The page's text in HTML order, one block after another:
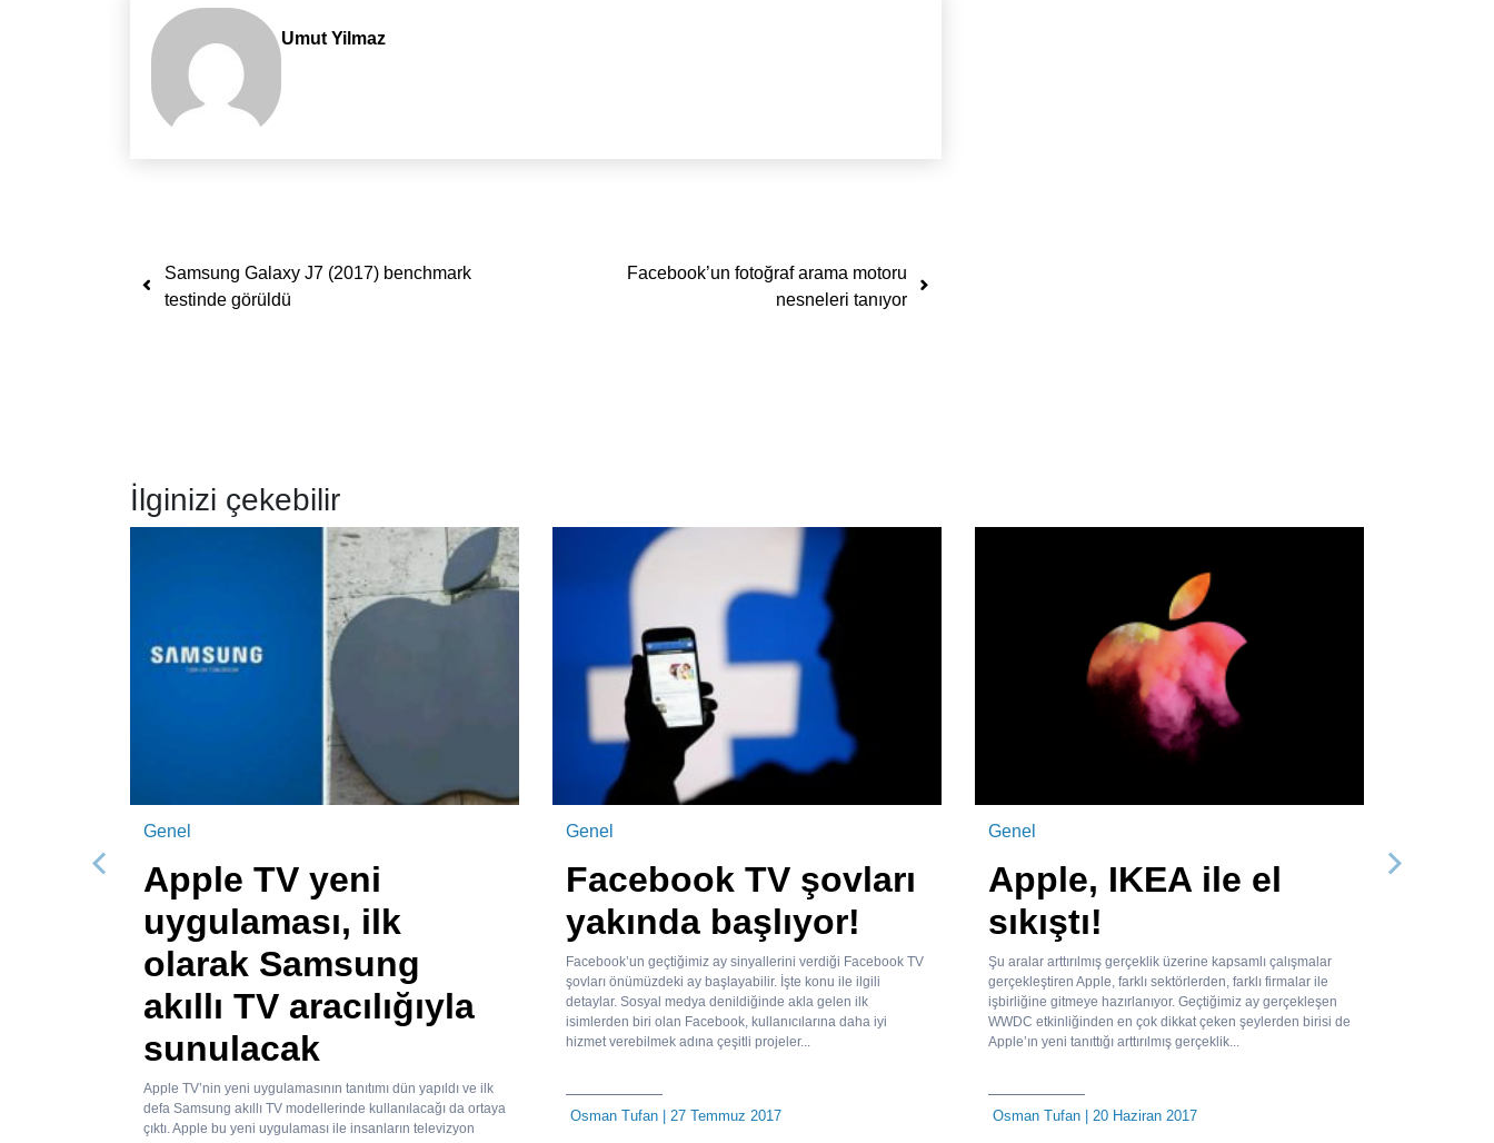
Umut Yilmaz
Yazı dolaşımı
Samsung Galaxy J7 (2017) benchmark
testinde görüldü
Facebook’un fotoğraf arama motoru
nesneleri tanıyor
İlginizi çekebilir
Genel
Apple TV yeni
uygulaması, ilk
olarak Samsung
akıllı TV aracılığıyla
sunulacak
Apple TV’nin yeni uygulamasının tanıtımı dün yapıldı ve ilk
defa Samsung akıllı TV modellerinde kullanılacağı da ortaya
çıktı. Apple bu yeni uygulaması ile insanların televizyon
Genel
Facebook TV şovları
yakında başlıyor!
Facebook’un geçtiğimiz ay sinyallerini verdiği Facebook TV
şovları önümüzdeki ay başlayabilir. İşte konu ile ilgili
detaylar. Sosyal medya denildiğinde akla gelen ilk
isimlerden biri olan Facebook, kullanıcılarına daha iyi
hizmet verebilmek adına çeşitli projeler...
Osman Tufan| 27 Temmuz 2017
Genel
Apple, IKEA ile el
sıkıştı!
Şu aralar arttırılmış gerçeklik üzerine kapsamlı çalışmalar
gerçekleştiren Apple, farklı sektörlerden, farklı firmalar ile
işbirliğine gitmeye hazırlanıyor. Geçtiğimiz ay gerçekleşen
WWDC etkinliğinden en çok dikkat çeken şeylerden birisi de
Apple’ın yeni tanıttığı arttırılmış gerçeklik...
Osman Tufan| 20 Haziran 2017
Önceki Sonraki